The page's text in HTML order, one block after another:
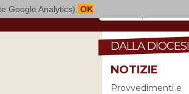
Google Analytics). OK
DALLA DIOCESI
NOTIZIE
Provvedimenti e